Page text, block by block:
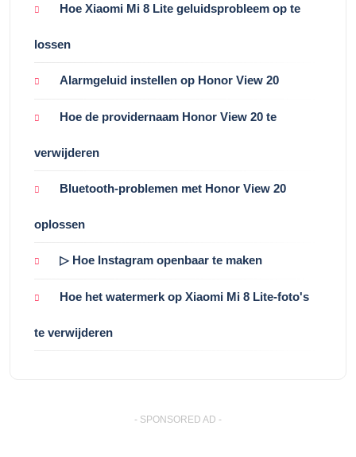
Hoe Xiaomi Mi 8 Lite geluidsprobleem op te
lossen
Alarmgeluid instellen op Honor View 20
Hoe de providernaam Honor View 20 te
verwijderen
Bluetooth-problemen met Honor View 20
oplossen
▷ Hoe Instagram openbaar te maken
Hoe het watermerk op Xiaomi Mi 8 Lite-foto's
te verwijderen
- SPONSORED AD -